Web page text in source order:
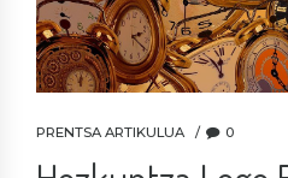
PRENTSA ARTIKULUA 0